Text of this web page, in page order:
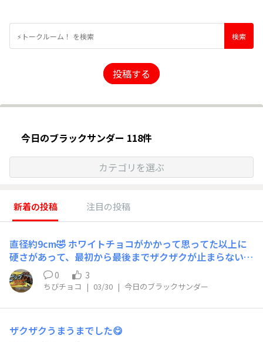
投稿する
今日のブラックサンダー 118件
カテゴリを選ぶ
新着の投稿 注目の投稿
直径約9cm🤣 ホワイトチョコがかかって思ってた以上に
硬さがあって、最初から最後までザクザクが止まらない、
凄く凄く食べ応えのある美味しいクッキーでした🍪
0 3
ちびチョコ | 03/30 | 今日のブラックサンダー
ザクザクうまうまでした😋